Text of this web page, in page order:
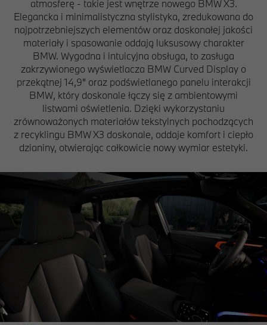
atmosferę - takie jest wnętrze nowego BMW X3.
Elegancka i minimalistyczna stylistyka, zredukowana do
najpotrzebniejszych elementów oraz doskonałej jakości
materiały i spasowanie oddają luksusowy charakter
BMW. Wygodna i intuicyjna obsługa, to zasługa
zakrzywionego wyświetlacza BMW Curved Display o
przekątnej 14,9" oraz podświetlanego panelu interakcji
BMW, który doskonale łączy się z ambientowymi
listwami oświetlenia. Dzięki wykorzystaniu
zrównoważonych materiałów tekstylnych pochodzących
z recyklingu BMW X3 doskonale, oddaje komfort i ciepło
dzianiny, otwierając całkowicie nowy wymiar estetyki.